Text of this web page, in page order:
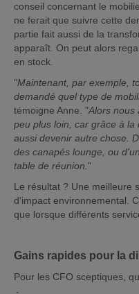
conseil concernant le
ne ferait que suivre cette
partie fait aussi de la
apparaît. On peut alors
en stock.
"Maintenant, par exemple,
demandé quel type de
témoigne Anne. "Alors nous
peu plus loin, car grâce à
aussi devenir autre chose.
des canapés lounge, ou
table de réunion. "
Le résultat ? Une meilleure
d'impact environnemental.
que lorsque différents
Gains rapides pour la
Pour les CFO sceptiques,